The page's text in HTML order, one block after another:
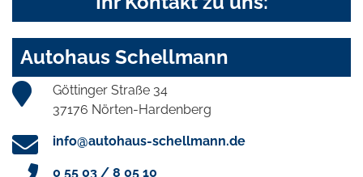
Autohaus Schellmann
Göttinger Straße 34
37176 Nörten-Hardenberg
info@autohaus-schellmann.de
0 55 03 / 8 05 10